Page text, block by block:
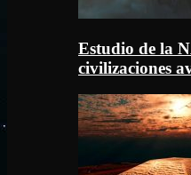
Estudio de la
civilizaciones